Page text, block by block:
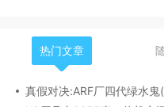
热门文章
真假对决:ARF厂四代绿水